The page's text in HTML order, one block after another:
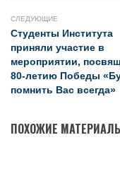
СЛЕДУЮЩИЕ
Студенты Института
приняли участие в
мероприятии,
80-летию Победы
помнить Вас всегда»
ПОХОЖИЕ